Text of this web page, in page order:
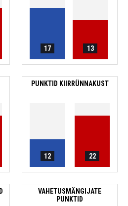
17 13
PUNKTID KIIRRÜNNAKUST
12 22
VAHETUSMÄNGIJATE
PUNKTID